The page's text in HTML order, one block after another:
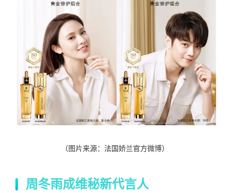
（图片来源：法国娇兰官方微博）
周冬雨成维秘新代言人